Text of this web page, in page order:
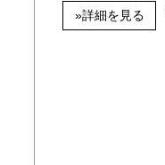
»詳細を見る